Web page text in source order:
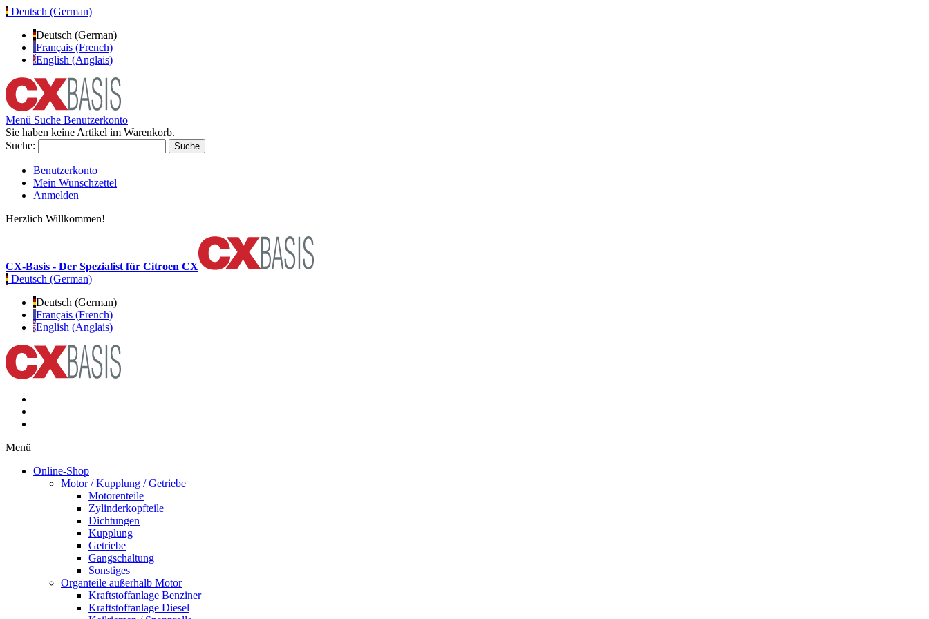
Deutsch (German)
Deutsch (German)
Français (French)
English (Anglais)
Menü Suche Benutzerkonto
Sie haben keine Artikel im Warenkorb.
Suche:
Suche
Benutzerkonto
Mein Wunschzettel
Anmelden
Herzlich Willkommen!
CX-Basis - Der Spezialist für Citroen CX
Deutsch (German)
Deutsch (German)
Français (French)
English (Anglais)
Menü
Online-Shop
Motor / Kupplung / Getriebe
Motorenteile
Zylinderkopfteile
Dichtungen
Kupplung
Getriebe
Gangschaltung
Sonstiges
Organteile außerhalb Motor
Kraftstoffanlage Benziner
Kraftstoffanlage Diesel